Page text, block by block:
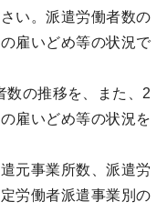
い。派遣労働者数の
雇いどめ等の状況で
の推移を、また、2
雇いどめ等の状況を
元事業所数、派遣労
労働者派遣事業別の